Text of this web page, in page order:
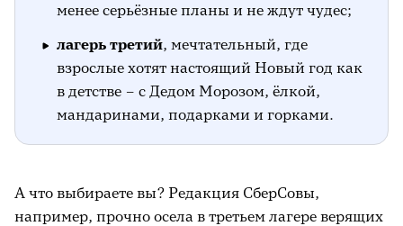
менее серьёзные планы и не ждут чудес;
лагерь третий, мечтательный, где
взрослые хотят настоящий Новый год как
в детстве – с Дедом Морозом, ёлкой,
мандаринами, подарками и горками.
А что выбираете вы? Редакция СберСовы,
например, прочно осела в третьем лагере верящих